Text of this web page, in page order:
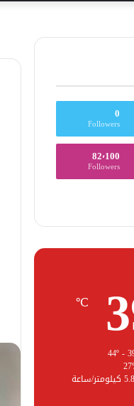
0
Followers
82٬100
Followers
℃
ساعة